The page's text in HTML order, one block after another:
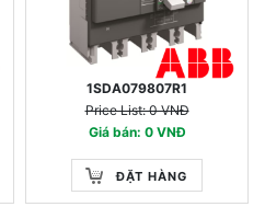
1SDA079807R1
Price List: 0 VNĐ
Giá bán: 0 VNĐ
ĐẶT HÀNG